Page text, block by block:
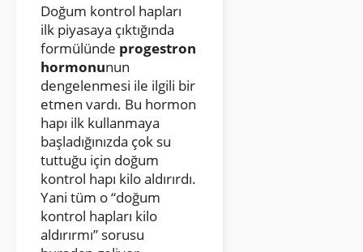
Doğum kontrol hapları
ilk piyasaya çıktığında
formülünde progestron
hormonunun
dengelenmesi ile ilgili bir
etmen vardı. Bu hormon
hapı ilk kullanmaya
başladığınızda çok su
tuttuğu için doğum
kontrol hapı kilo aldırırdı.
Yani tüm o “doğum
kontrol hapları kilo
aldırırmı” sorusu